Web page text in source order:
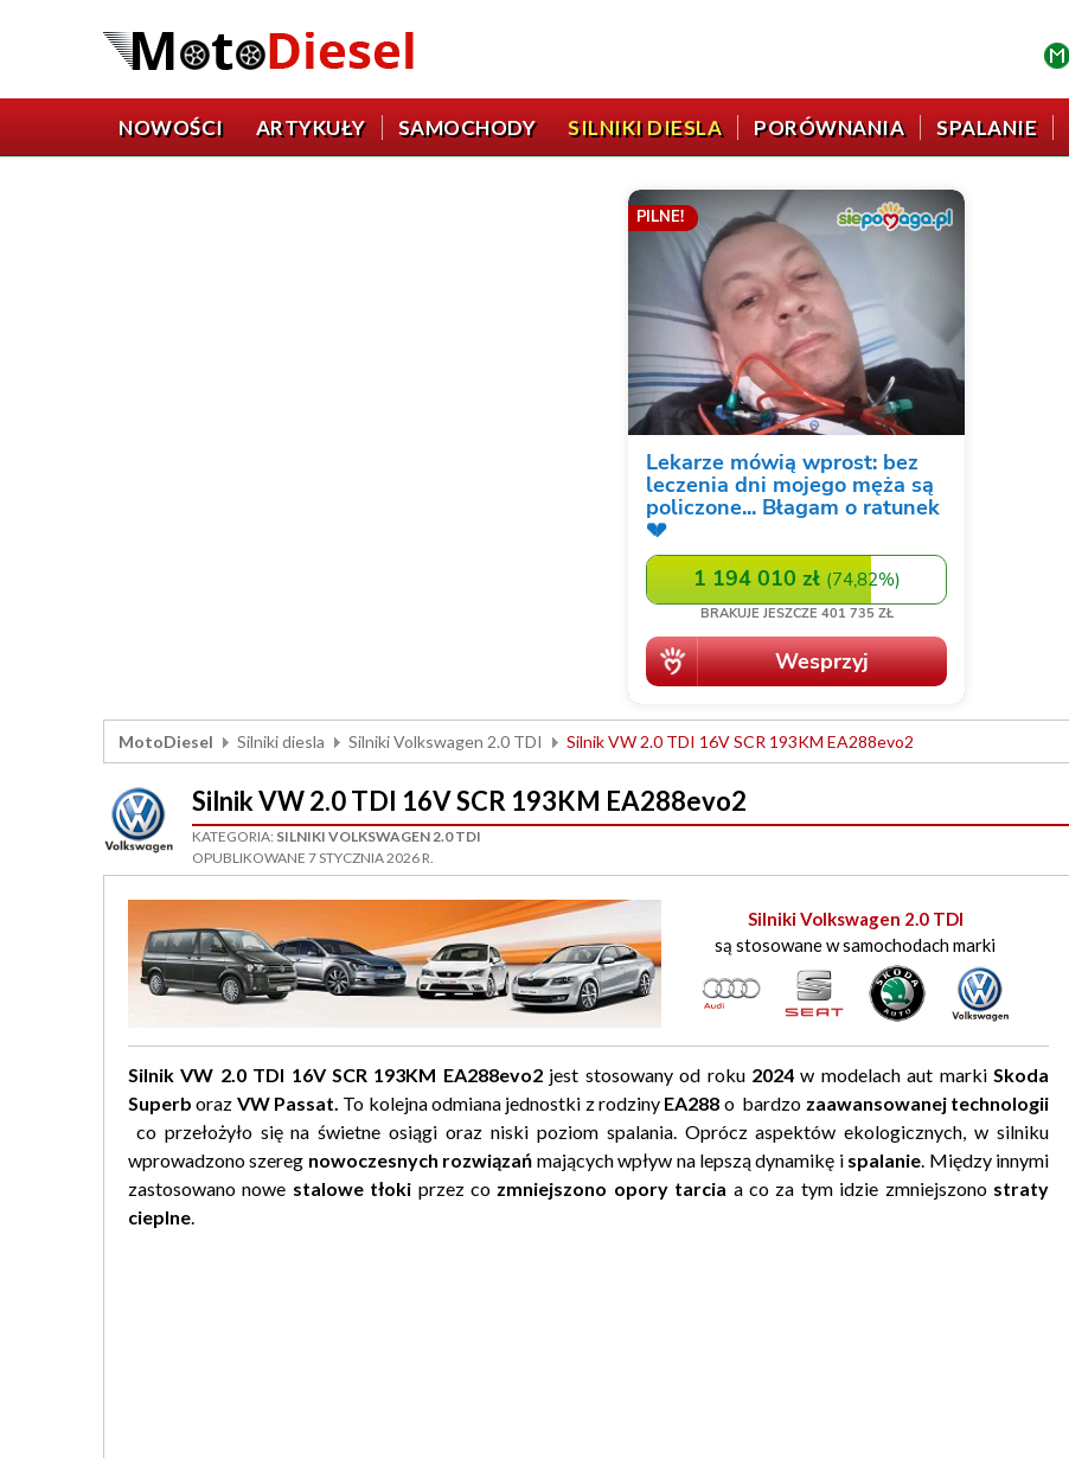
NOWOŚCI ARTYKUŁY SAMOCHODY SILNIKI DIESLA PORÓWNANIA SPALANIE
MotoDiesel Silniki diesla Silniki Volkswagen 2.0 TDI Silnik VW 2.0 TDI 16V SCR 193KM EA288evo2
Silnik VW 2.0 TDI 16V SCR 193KM EA288evo2
KATEGORIA: SILNIKI VOLKSWAGEN 2.0 TDI
OPUBLIKOWANE 7 STYCZNIA 2026 R.
Silniki Volkswagen 2.0 TDI
są stosowane w samochodach marki
Silnik VW 2.0 TDI 16V SCR 193KM EA288evo2 jest stosowany od roku 2024w modelach aut markiSkoda
Superboraz VW Passat. To kolejna odmiana jednostki z rodziny EA288 o bardzo zaawansowanej technologii
co przełożyło się na świetne osiągi oraz niski poziom spalania. Oprócz aspektów ekologicznych, w silniku
wprowadzono szereg nowoczesnych rozwiązań mających wpływ na lepszą dynamikę i spalanie. Między innymi
zastosowano nowe stalowe tłoki przez co zmniejszono opory tarcia a co za tym idzie zmniejszono straty
cieplne.